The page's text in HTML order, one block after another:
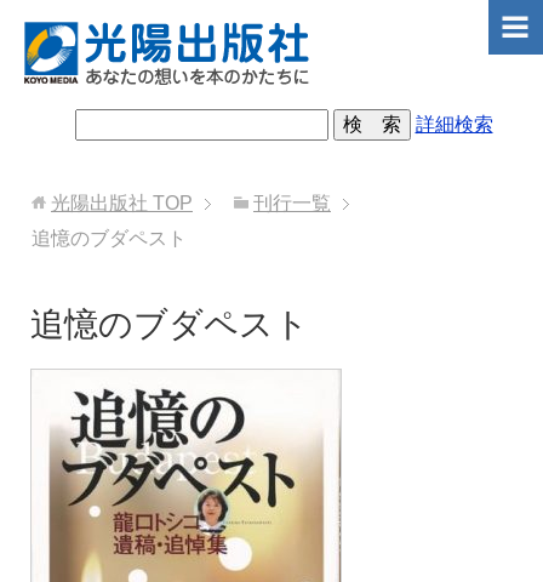
詳細検索
光陽出版社 TOP
刊行一覧
追憶のブダペスト
追憶のブダペスト